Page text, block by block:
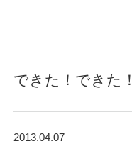
できた！できた
2013.04.07